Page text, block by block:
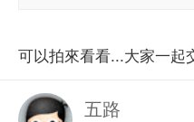
可以拍來看看...大家一起
五路